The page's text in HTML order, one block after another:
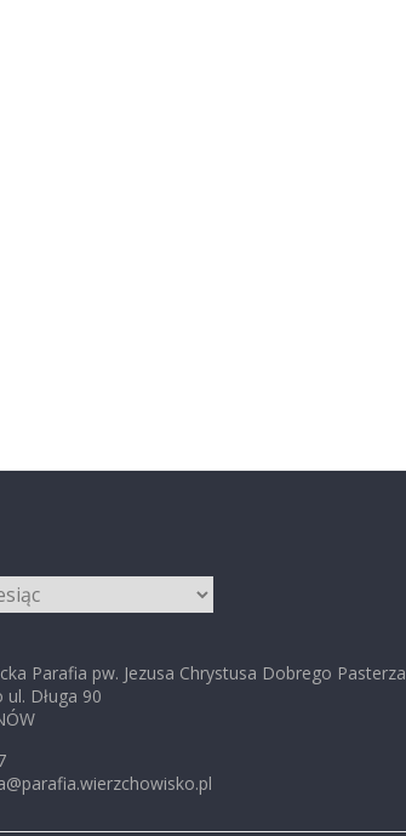
Parafia pw. Jezusa Chrystusa Dobrego Pasterza
Długa 90